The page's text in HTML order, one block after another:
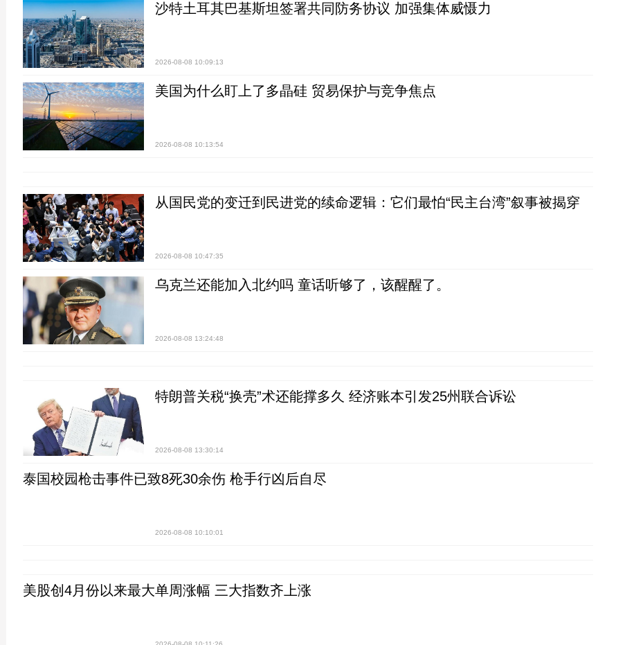
沙特土耳其巴基斯坦签署共同防务协议 加强集体威慑力
2026-08-08 10:09:13
美国为什么盯上了多晶硅 贸易保护与竞争焦点
2026-08-08 10:13:54
从国民党的变迁到民进党的续命逻辑：它们最怕“民主台湾”叙事被揭穿
2026-08-08 10:47:35
乌克兰还能加入北约吗 童话听够了，该醒醒了。
2026-08-08 13:24:48
特朗普关税“换壳”术还能撑多久 经济账本引发25州联合诉讼
2026-08-08 13:30:14
泰国校园枪击事件已致8死30余伤 枪手行凶后自尽
2026-08-08 10:10:01
美股创4月份以来最大单周涨幅 三大指数齐上涨